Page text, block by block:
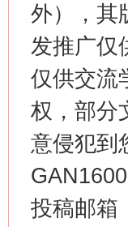
外），其
发推广仅
仅供交流
权，部分
意侵犯到
投稿邮箱
在谋